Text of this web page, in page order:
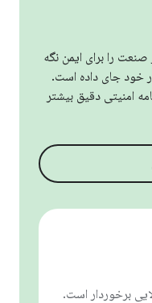
را برای ایمن نگه
خود جای داده است.
امنیتی دقیق بیشتر
برخوردار است.